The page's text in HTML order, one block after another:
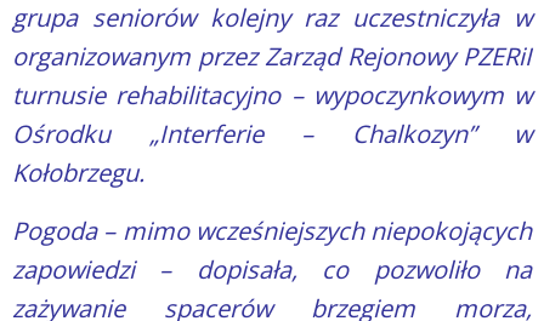
grupa seniorów kolejny raz uczestniczyła w
organizowanym przez Zarząd Rejonowy PZERiI
turnusie rehabilitacyjno – wypoczynkowym w
Ośrodku „Interferie – Chalkozyn” w
Kołobrzegu.
Pogoda – mimo wcześniejszych niepokojących
zapowiedzi – dopisała, co pozwoliło na
zażywanie spacerów brzegiem morza,